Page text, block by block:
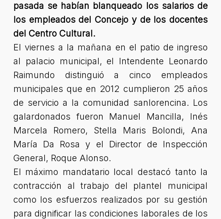
pasada se habían blanqueado los salarios de
los empleados del Concejo y de los docentes
del Centro Cultural.
El viernes a la mañana en el patio de ingreso
al palacio municipal, el Intendente Leonardo
Raimundo distinguió a cinco empleados
municipales que en 2012 cumplieron 25 años
de servicio a la comunidad sanlorencina. Los
galardonados fueron Manuel Mancilla, Inés
Marcela Romero, Stella Maris Bolondi, Ana
María Da Rosa y el Director de Inspección
General, Roque Alonso.
El máximo mandatario local destacó tanto la
contracción al trabajo del plantel municipal
como los esfuerzos realizados por su gestión
para dignificar las condiciones laborales de los